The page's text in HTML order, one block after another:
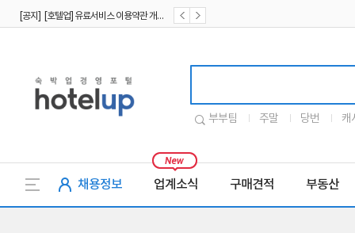
부부팀 주말 당번 캐
채용정보 업계소식 구매견적 부동산